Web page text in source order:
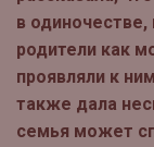
в
родители как
проявляли к
также дала
семья может